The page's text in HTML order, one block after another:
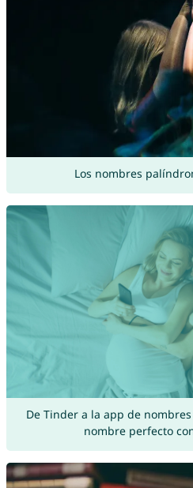
Los nombres
De Tinder a la app de
nombre perfecto